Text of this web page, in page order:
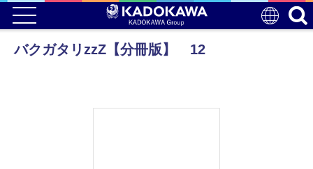
バクガタリzzZ【分冊版】 12